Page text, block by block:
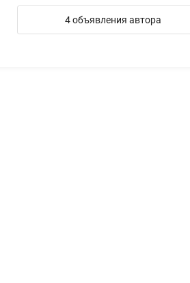
4 объявления автора